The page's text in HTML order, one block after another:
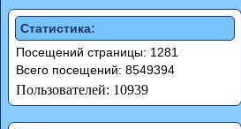
Статистика:
Посещений страницы: 1281
Всего посещений: 8549394
Пользователей: 10939